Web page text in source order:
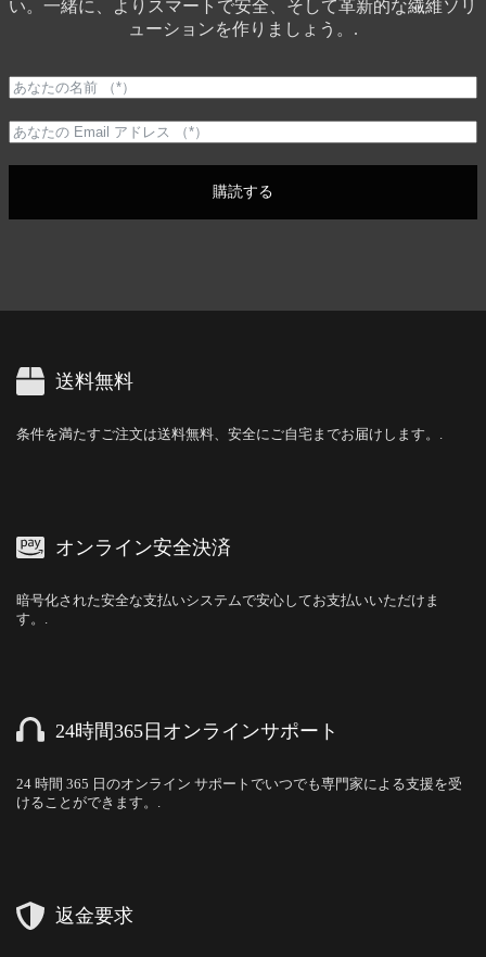
い。一緒に、よりスマートで安全、そして革新的な繊維ソリ
ューションを作りましょう。.
購読する
送料無料
条件を満たすご注文は送料無料、安全にご自宅までお届けします。.
オンライン安全決済
暗号化された安全な支払いシステムで安心してお支払いいただけま
す。.
24時間365日オンラインサポート
24 時間 365 日のオンライン サポートでいつでも専門家による支援を受
けることができます。.
返金要求